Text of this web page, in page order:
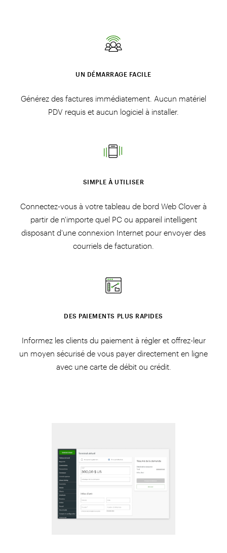
UN DÉMARRAGE FACILE
Générez des factures immédiatement. Aucun matériel
PDV requis et aucun logiciel à installer.
SIMPLE À UTILISER
Connectez-vous à votre tableau de bord Web Clover à
partir de n'importe quel PC ou appareil intelligent
disposant d'une connexion Internet pour envoyer des
courriels de facturation.
DES PAIEMENTS PLUS RAPIDES
Informez les clients du paiement à régler et offrez-leur
un moyen sécurisé de vous payer directement en ligne
avec une carte de débit ou crédit.